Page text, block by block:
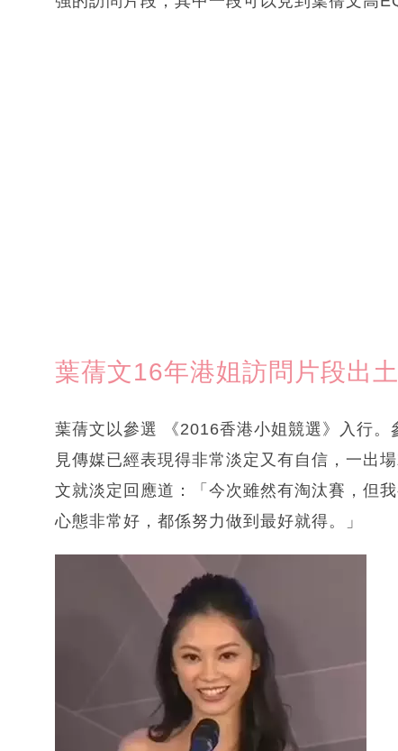
葉蒨文16年港姐訪問片段出土
葉蒨文以參選 《2016香港小姐競選》入行
見傳媒已經表現得非常淡定又有自信，一出
文就淡定回應道：「今次雖然有淘汰賽，但
心態非常好，都係努力做到最好就得。」